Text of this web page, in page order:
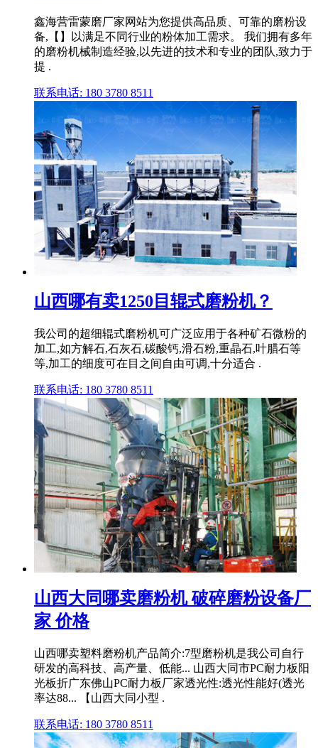
鑫海营雷蒙磨厂家网站为您提供高品质、可靠的磨粉设
备,【】以满足不同行业的粉体加工需求。 我们拥有多年
的磨粉机械制造经验,以先进的技术和专业的团队,致力于
提 .
联系电话: 180 3780 8511
山西哪有卖1250目辊式磨粉机？
我公司的超细辊式磨粉机可广泛应用于各种矿石微粉的
加工,如方解石,石灰石,碳酸钙,滑石粉,重晶石,叶腊石等
等,加工的细度可在目之间自由可调,十分适合 .
联系电话: 180 3780 8511
山西大同哪卖磨粉机 破碎磨粉设备厂
家 价格
山西哪卖塑料磨粉机产品简介:7型磨粉机是我公司自行
研发的高科技、高产量、低能... 山西大同市PC耐力板阳
光板折广东佛山PC耐力板厂家透光性:透光性能好(透光
率达88... 【山西大同小型 .
联系电话: 180 3780 8511